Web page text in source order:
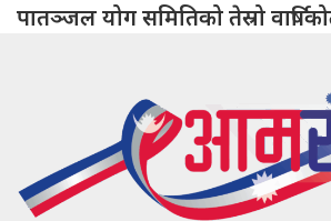
पातञ्जल योग समितिको तेस्रो